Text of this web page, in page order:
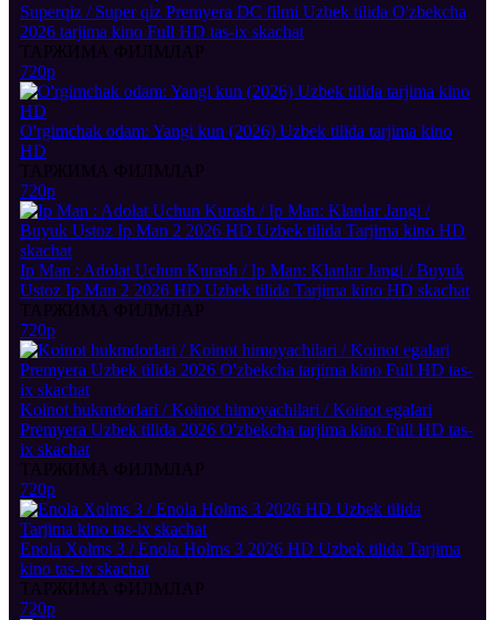
Superqiz / Super qiz Premyera DC filmi Uzbek tilida O'zbekcha
2026 tarjima kino Full HD tas-ix skachat
ТАРЖИМА ФИЛМЛАР
720p
O'rgimchak odam: Yangi kun (2026) Uzbek tilida tarjima kino
HD
ТАРЖИМА ФИЛМЛАР
720p
Ip Man : Adolat Uchun Kurash / Ip Man: Klanlar Jangi / Buyuk
Ustoz Ip Man 2 2026 HD Uzbek tilida Tarjima kino HD skachat
ТАРЖИМА ФИЛМЛАР
720p
Koinot hukmdorlari / Koinot himoyachilari / Koinot egalari
Premyera Uzbek tilida 2026 O'zbekcha tarjima kino Full HD tas-
ix skachat
ТАРЖИМА ФИЛМЛАР
720p
Enola Xolms 3 / Enola Holms 3 2026 HD Uzbek tilida Tarjima
kino tas-ix skachat
ТАРЖИМА ФИЛМЛАР
720p